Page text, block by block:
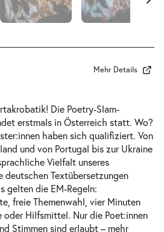
Mehr Details
Die Poetry-Slam-
erstmals in Österreich statt. Wo?
haben sich qualifiziert. Von
und von Portugal bis zur Ukraine
Vielfalt unseres
deutschen Textübersetzungen
gelten die EM-Regeln:
freie Themenwahl, vier Minuten
oder Hilfsmittel. Nur die Poet:innen
Stimmen sind erlaubt – mehr